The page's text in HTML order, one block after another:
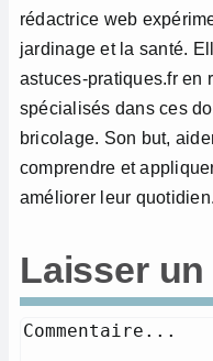
rédactrice web
jardinage et la santé.
astuces-pratiques.fr en
spécialisés dans ces
bricolage. Son but,
comprendre et
améliorer leur quotidien.
Laisser
Commentaire